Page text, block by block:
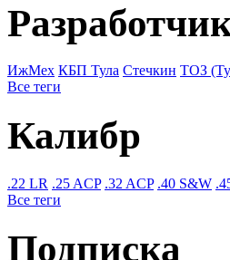
ИжМех КБП Тула Стечкин ТОЗ
Все теги
Калибр
.22 LR .25 ACP .32 ACP .40 S&W
Все теги
Подписка